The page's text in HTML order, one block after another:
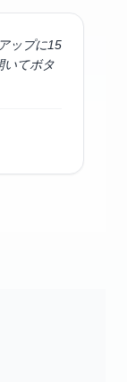
ップに15
いてボタ